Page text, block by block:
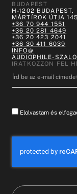
BUDAPEST
H-1202 BUDAPEST,
MÁRTÍROK ÚTJA 145
+36 70 944 1551
+36 20 281 4649
+36 20 423 2041
+36 30 411 6039
INFO@
AUDIOPHILE-
IRATKOZZON FEL
Elolvastam és